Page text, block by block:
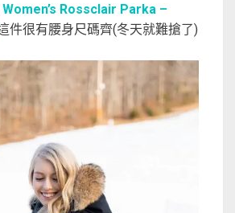
Rossclair Parka –
件很有腰身尺碼齊(冬天就難搶了)